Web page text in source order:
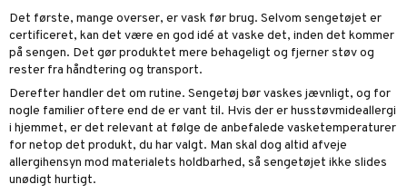
Det første, mange overser, er vask før brug. Selvom sengetøjet er
certificeret, kan det være en god idé at vaske det, inden det kommer
på sengen. Det gør produktet mere behageligt og fjerner støv og
rester fra håndtering og transport.
Derefter handler det om rutine. Sengetøj bør vaskes jævnligt, og for
nogle familier oftere end de er vant til. Hvis der er husstøvmideallergi
i hjemmet, er det relevant at følge de anbefalede vasketemperaturer
for netop det produkt, du har valgt. Man skal dog altid afveje
allergihensyn mod materialets holdbarhed, så sengetøjet ikke slides
unødigt hurtigt.